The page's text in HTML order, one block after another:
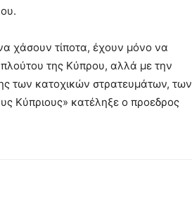
χάσουν τίποτα, έχουν μόνο να
της Κύπρου, αλλά με την
των κατοχικών στρατευμάτων, των
Κύπριους» κατέληξε ο προεδρος